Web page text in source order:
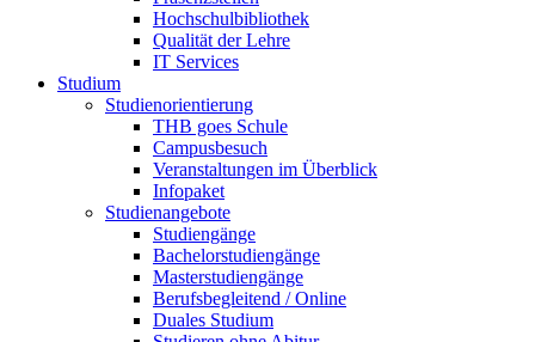
Hochschulbibliothek
Qualität der Lehre
IT Services
Studium
Studienorientierung
THB goes Schule
Campusbesuch
Veranstaltungen im Überblick
Infopaket
Studienangebote
Studiengänge
Bachelorstudiengänge
Masterstudiengänge
Berufsbegleitend / Online
Duales Studium